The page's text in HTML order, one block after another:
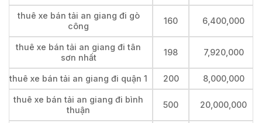
thuê xe bán tải an giang đi gò
công
160 6,400,000
thuê xe bán tải an giang đi tân
sơn nhất
198 7,920,000
thuê xe bán tải an giang đi quận 1 200 8,000,000
thuê xe bán tải an giang đi bình
thuận
500 20,000,000